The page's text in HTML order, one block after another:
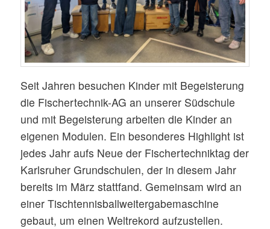
Seit Jahren besuchen Kinder mit Begeisterung
die Fischertechnik-AG an unserer Südschule
und mit Begeisterung arbeiten die Kinder an
eigenen Modulen. Ein besonderes Highlight ist
jedes Jahr aufs Neue der Fischertechniktag der
Karlsruher Grundschulen, der in diesem Jahr
bereits im März stattfand. Gemeinsam wird an
einer Tischtennisballweitergabemaschine
gebaut, um einen Weltrekord aufzustellen.